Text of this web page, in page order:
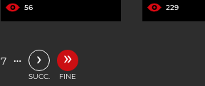
56 229
7 … ›
SUCC.
»
FINE